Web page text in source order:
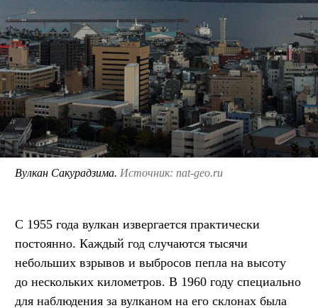
Вулкан Сакурадзима. Источник: nat-geo.ru
С 1955 года вулкан извергается практически
постоянно. Каждый год случаются тысячи
небольших взрывов и выбросов пепла на высоту
до нескольких километров. В 1960 году специально
для наблюдения за вулканом на его склонах была